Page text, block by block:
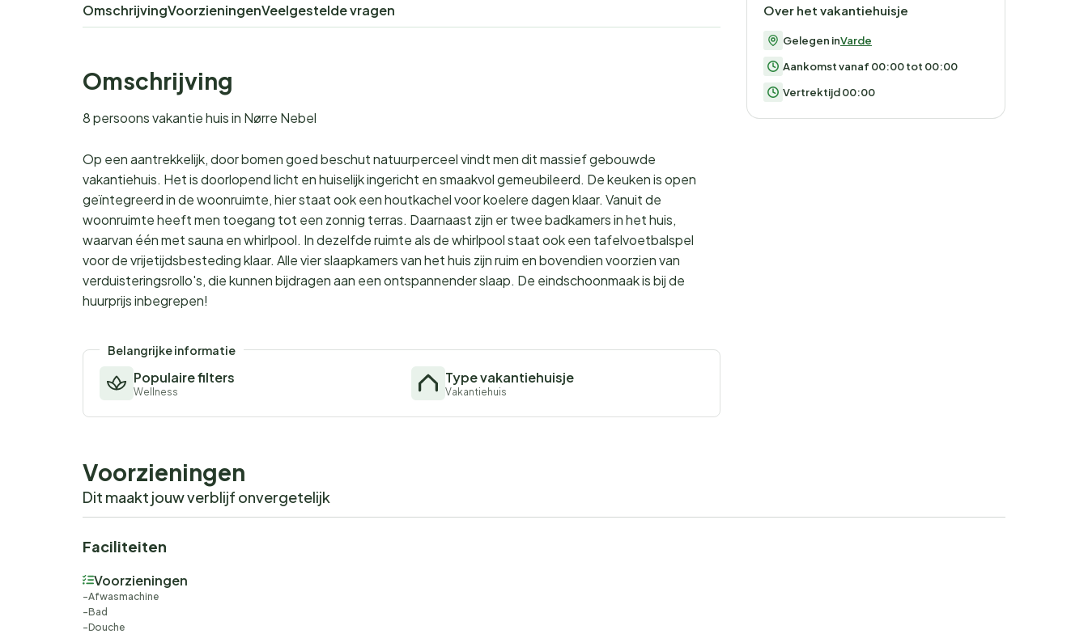
OmschrijvingVoorzieningenVeelgestelde vragen
Omschrijving
8 persoons vakantie huis in Nørre Nebel
Op een aantrekkelijk, door bomen goed beschut natuurperceel vindt men dit massief gebouwde
vakantiehuis. Het is doorlopend licht en huiselijk ingericht en smaakvol gemeubileerd. De keuken is open
geïntegreerd in de woonruimte, hier staat ook een houtkachel voor koelere dagen klaar. Vanuit de
woonruimte heeft men toegang tot een zonnig terras. Daarnaast zijn er twee badkamers in het huis,
waarvan één met sauna en whirlpool. In dezelfde ruimte als de whirlpool staat ook een tafelvoetbalspel
voor de vrijetijdsbesteding klaar. Alle vier slaapkamers van het huis zijn ruim en bovendien voorzien van
verduisteringsrollo's, die kunnen bijdragen aan een ontspannender slaap. De eindschoonmaak is bij de
huurprijs inbegrepen!
Belangrijke informatie
Populaire filters
Wellness
Type vakantiehuisje
Vakantiehuis
Over het vakantiehuisje
Gelegen inVarde
Aankomst vanaf 00:00 tot 00:00
Vertrektijd 00:00
Voorzieningen
Dit maakt jouw verblijf onvergetelijk
Faciliteiten
Voorzieningen
Afwasmachine
Bad
Douche